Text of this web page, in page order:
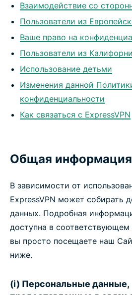
Взаимодействие со
Пользователи из
Ваше право на
Пользователи из
Использование детьми
Изменения данной
конфиденциальности
Как связаться с ExpressVPN
Общая информация
В зависимости от
ExpressVPN может собирать
данных. Подробная
доступна в
вы просто посещаете наш
ниже.
(i) Персональные данные,